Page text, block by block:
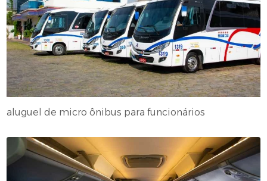
aluguel de micro ônibus para funcionários